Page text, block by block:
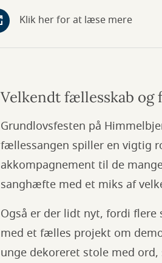
Klik her for at læse mere
Velkendt fællesskab
Grundlovsfesten på
fællessangen spiller en vigtig
akkompagnement til de
sanghæfte med et miks af
Også er der lidt nyt, fordi
med et fælles projekt om
unge dekoreret stole med